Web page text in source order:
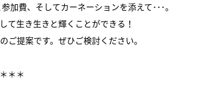
加費、そしてカーネーションを添えて･･･。
て生き生きと輝くことができる！
ご提案です。ぜひご検討ください。
＊＊＊